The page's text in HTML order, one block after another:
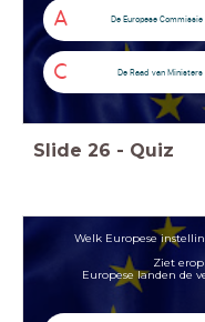
A De Europese Commissie
C De Raad van Ministers
Slide 26 - Quiz
Welk Europese
Ziet
Europese landen de